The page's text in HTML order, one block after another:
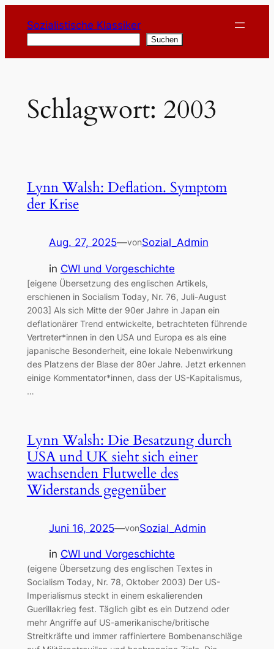
Inhalt
springen
Sozialistische Klassiker
Suchen
Schlagwort: 2003
Lynn Walsh: Deflation. Symptom
der Krise
Aug. 27, 2025—vonSozial_Admin
in CWI und Vorgeschichte
[eigene Übersetzung des englischen Artikels,
erschienen in Socialism Today, Nr. 76, Juli-August
2003] Als sich Mitte der 90er Jahre in Japan ein
deflationärer Trend entwickelte, betrachteten führende
Vertreter*innen in den USA und Europa es als eine
japanische Besonderheit, eine lokale Nebenwirkung
des Platzens der Blase der 80er Jahre. Jetzt erkennen
einige Kommentator*innen, dass der US-Kapitalismus,
…
Lynn Walsh: Die Besatzung durch
USA und UK sieht sich einer
wachsenden Flutwelle des
Widerstands gegenüber
Juni 16, 2025—vonSozial_Admin
in CWI und Vorgeschichte
(eigene Übersetzung des englischen Textes in
Socialism Today, Nr. 78, Oktober 2003) Der US-
Imperialismus steckt in einem eskalierenden
Guerillakrieg fest. Täglich gibt es ein Dutzend oder
mehr Angriffe auf US-amerikanische/britische
Streitkräfte und immer raffiniertere Bombenanschläge